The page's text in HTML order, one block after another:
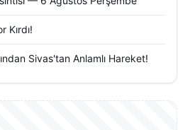
Kırdı!
Sivas'tan Anlamlı Hareket!